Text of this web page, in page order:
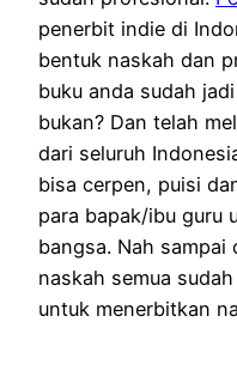
penerbit indie di
bentuk naskah dan
buku anda sudah
bukan? Dan telah
dari seluruh
bisa cerpen, puisi
para bapak/ibu guru
bangsa. Nah
naskah semua
untuk menerbitkan